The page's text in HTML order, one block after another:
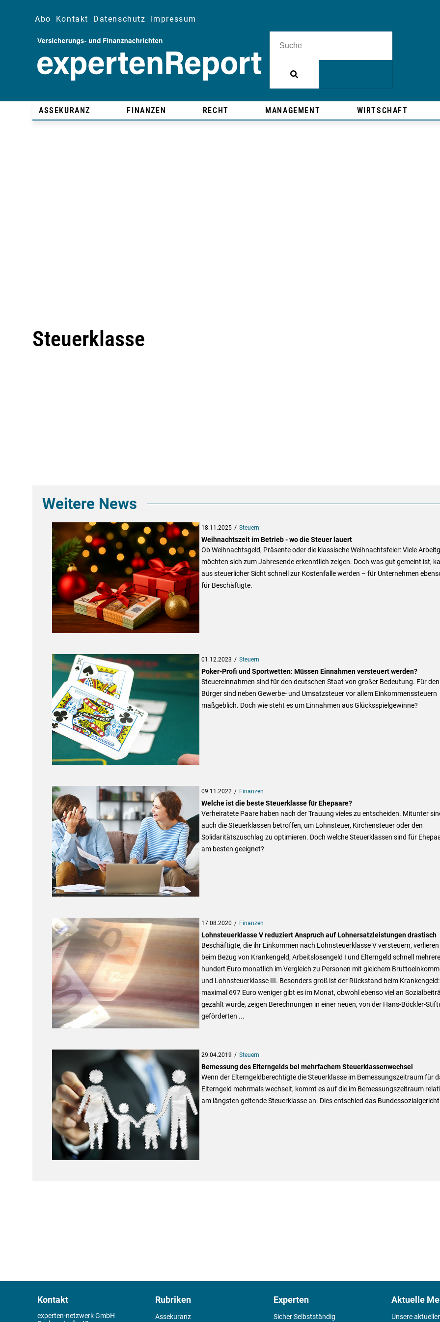
Abo Kontakt Datenschutz Impressum
ASSEKURANZ FINANZEN RECHT MANAGEMENT WIRTSCHAFT
Steuerklasse
Weitere News
18.11.2025 Steuern
Weihnachtszeit im Betrieb - wo die Steuer lauert
Ob Weihnachtsgeld, Präsente oder die klassische Weihnachtsfeier: Viele
möchten sich zum Jahresende erkenntlich zeigen. Doch was gut gemeint ist,
aus steuerlicher Sicht schnell zur Kostenfalle werden – für Unternehmen
für Beschäftigte.
01.12.2023 Steuern
Poker-Profi und Sportwetten: Müssen Einnahmen versteuert werden?
Steuereinnahmen sind für den deutschen Staat von großer Bedeutung. Für den
Bürger sind neben Gewerbe- und Umsatzsteuer vor allem Einkommenssteuern
maßgeblich. Doch wie steht es um Einnahmen aus Glücksspielgewinne?
09.11.2022 Finanzen
Welche ist die beste Steuerklasse für Ehepaare?
Verheiratete Paare haben nach der Trauung vieles zu entscheiden. Mitunter
auch die Steuerklassen betroffen, um Lohnsteuer, Kirchensteuer oder den
Solidaritätszuschlag zu optimieren. Doch welche Steuerklassen sind für
am besten geeignet?
17.08.2020 Finanzen
Lohnsteuerklasse V reduziert Anspruch auf Lohnersatzleistungen drastisch
Beschäftigte, die ihr Einkommen nach Lohnsteuerklasse V versteuern, verlieren
beim Bezug von Krankengeld, Arbeitslosengeld I und Elterngeld schnell mehrere
hundert Euro monatlich im Vergleich zu Personen mit gleichem
und Lohnsteuerklasse III. Besonders groß ist der Rückstand beim Krankengeld:
maximal 697 Euro weniger gibt es im Monat, obwohl ebenso viel an
gezahlt wurde, zeigen Berechnungen in einer neuen, von der Hans-Böckler-
geförderten ...
29.04.2019 Steuern
Bemessung des Elterngelds bei mehrfachem Steuerklassenwechsel
Wenn der Elterngeldberechtigte die Steuerklasse im Bemessungszeitraum für
Elterngeld mehrmals wechselt, kommt es auf die im Bemessungszeitraum
am längsten geltende Steuerklasse an. Dies entschied das
Kontakt
experten-netzwerk GmbH
Rubriken
Assekuranz
Experten
Sicher Selbstständig
Aktuelle
Unsere